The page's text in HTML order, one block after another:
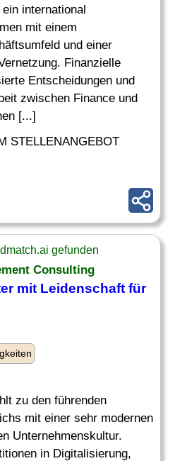
international
mit einem
und einer
Finanzielle
Entscheidungen und
zwischen Finance und
[...]
STELLENANGEBOT
gefunden
Consulting
mit Leidenschaft für
zu den führenden
mit einer sehr modernen
Unternehmenskultur.
in Digitalisierung,